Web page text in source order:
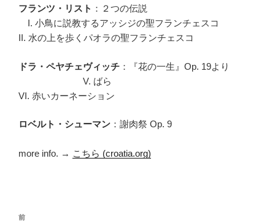
フランツ・リスト ：２つの伝説
I. 小鳥に説教するアッシジの聖フランチェスコ
II. 水の上を歩くパオラの聖フランチェスコ
ドラ・ペヤチェヴィッチ ：『花の一生』Op. 19より
V. ばら
VI. 赤いカーネーション
ロベルト・シューマン ：謝肉祭 Op. 9
more info. → こちら (croatia.org)
投
前
前